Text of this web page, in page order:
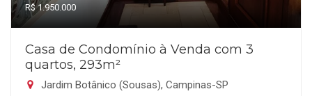
R$ 1.950.000
Casa de Condomínio à Venda com 3
quartos, 293m²
Jardim Botânico (Sousas), Campinas-SP